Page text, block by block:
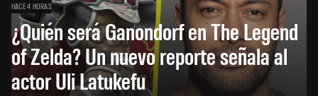
HACE 4 HORAS
¿Quién será Ganondorf en The Legend
of Zelda? Un nuevo reporte señala al
actor Uli Latukefu